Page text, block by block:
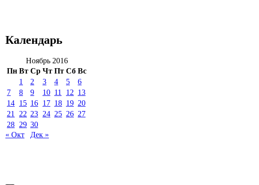
Календарь
Ноябрь 2016
Пн Вт Ср Чт Пт Сб Вс
1
2 3 4 5
6
7
8 9 10 11 12 13
14 15 16 17 18 19 20
21
22 23 24 25 26 27
28 29 30
« Окт
Дек »